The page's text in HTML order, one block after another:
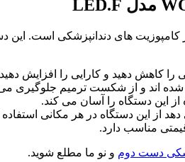
کاهش دهید و کارایی را افزایش
شده اند و از شکست ترمیم جلوگیری
از این دستگاه در هر مکانی استفاده
مناسب دارد.
دست دوم و نو ما مطلع شوید.